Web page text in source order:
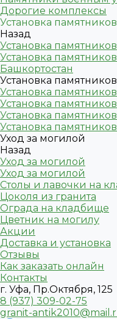
Дорогие комплексы
Установка памятников
Назад
Установка памятников
Установка
Башкортостан
Установка
Установка
Установка
Установка
Установка
Уход за могилой
Назад
Уход за могилой
Уход за могилой
Столы и лавочки на
Цоколя из гранита
Ограда на кладбище
Цветник на могилу
Акции
Доставка и установка
Отзывы
Как заказать онлайн
Контакты
г. Уфа, Пр.Октября, 125
8 (937) 309-02-75
granit-